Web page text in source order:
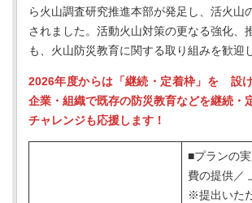
ら火山調査研究推進本部が発足し、活火山
されました。活動火山対策の更なる強化、
も、火山防災教育に関する取り組みを歓迎
2026年度からは「継続・定着枠」を 設
企業・組織で既存の防災教育などを継続・
チャレンジも応援します！
■プランの
費の提供／
※提出いた